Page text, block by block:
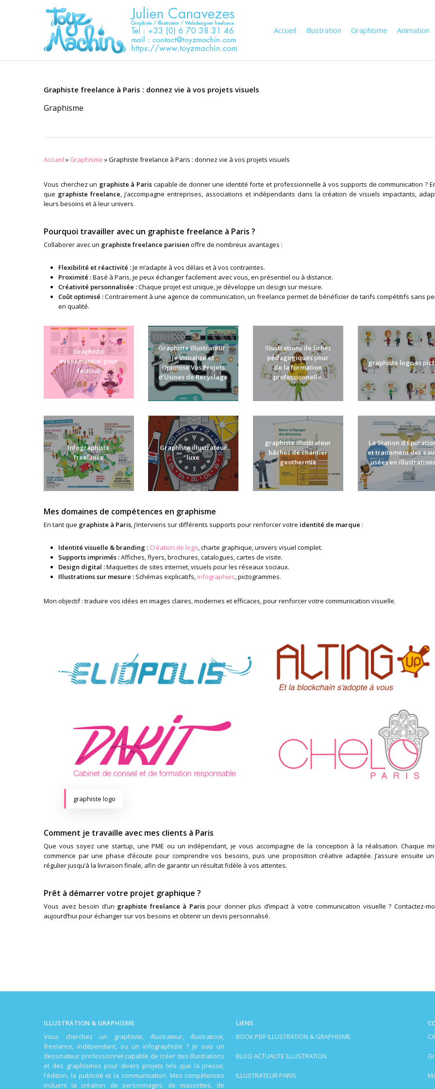
Accueil Illustration Graphisme Animation
Graphiste freelance à Paris : donnez vie à vos projets visuels
Graphisme
Accueil » Graphisme »Graphiste freelance à Paris : donnez vie à vos projets visuels
Vous cherchez un graphiste à Pariscapable de donner une identité forte et professionnelle à vos supports de communication ?
que graphiste freelance, j’accompagne entreprises, associations et indépendants dans la création de visuels impactants,
leurs besoins et à leur univers.
Pourquoi travailler avec un graphiste freelance à Paris ?
Collaborer avec un graphiste freelance parisien offre de nombreux avantages :
Flexibilité et réactivité :Je m’adapte à vos délais et à vos contraintes.
Proximité :Basé à Paris, je peux échanger facilement avec vous, en présentiel ou à distance.
Créativité personnalisée :Chaque projet est unique, je développe un design sur mesure.
Coût optimisé :Contrairement à une agence de communication, un freelance permet de bénéficier de tarifs compétitifs sans
en qualité.
Graphiste
evenementiel pour
festival
Graphiste Illustrateur :
Je Visualise et
Optimise Vos Projets
d’Usines de Recyclage
Illustrations de fiches
pédagogiques pour
de la formation
professionnelle.
graphiste logo et
Infographiste
freelance
Graphiste illustrateur
luxe
graphiste illustrateur
bâches de chantier
geothermie
La Station
et traitement des
usées en illustrations
Mes domaines de compétences en graphisme
En tant que graphiste à Paris, j’interviens sur différents supports pour renforcer votre identité de marque :
Identité visuelle & branding : Création de logo, charte graphique, univers visuel complet.
Supports imprimés :Affiches, flyers, brochures, catalogues, cartes de visite.
Design digital :Maquettes de sites internet, visuels pour les réseaux sociaux.
Illustrations sur mesure : Schémas explicatifs, infographies, pictogrammes.
Mon objectif : traduire vos idées en images claires, modernes et efficaces, pour renforcer votre communication visuelle.
graphiste logo
Comment je travaille avec mes clients à Paris
Que vous soyez une startup, une PME ou un indépendant, je vous accompagne de la conception à la réalisation. Chaque
commence par une phase d’écoute pour comprendre vos besoins, puis une proposition créative adaptée. J’assure ensuite
régulier jusqu’à la livraison finale, afin de garantir un résultat fidèle à vos attentes.
Prêt à démarrer votre projet graphique ?
Vous avez besoin d’un graphiste freelance à Parispour donner plus d’impact à votre communication visuelle ? Contactez-
aujourd’hui pour échanger sur vos besoins et obtenir un devis personnalisé.
ILLUSTRATION & GRAPHISME
Vous cherchez un graphiste, illustrateur, illustratrice,
freelance, indépendant, ou un infographiste ? Je suis un
dessinateur professionnel capable de créer des illustrations
et des graphismes pour divers projets tels que la presse,
l'édition, la publicité et la communication. Mes compétences
incluent la création de personnages, de mascottes, de
LIENS
BOOK PDF ILLUSTRATION & GRAPHISME
BLOG ACTUALITE ILLUSTRATION
ILLUSTRATEUR PARIS